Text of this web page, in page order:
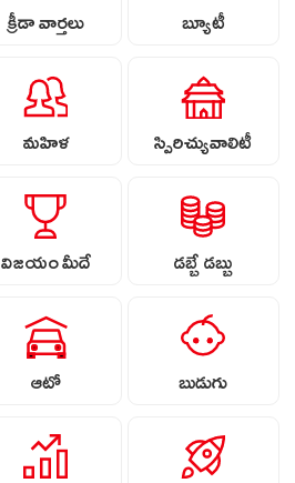
క్రీడా వార్తలు బ్యూటీ
మహిళ స్పిరిచ్యువాలిటీ
విజయం మీదే డబ్బే డబ్బు
ఆటో బుడుగు